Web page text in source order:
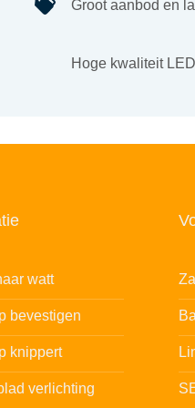
Groot aanbod en
Hoge kwaliteit
watt
bevestigen
knippert
verlichting